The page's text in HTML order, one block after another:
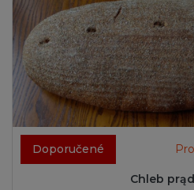
Doporučené
Chleb